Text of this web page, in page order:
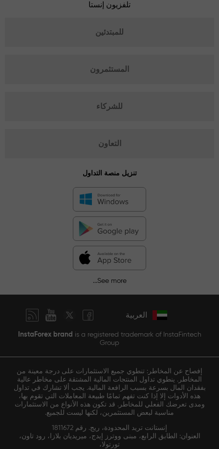
تلفزيون إنستا
للمبتدئين
المستثمرون
للشركاء
التعاون
تنزيل منصة التداول
See more...
العربية
InstaForex brand is a registered trademark of InstaFintech
Group
إفصاح عن المخاطر: تنطوي جميع الاستثمارات على درجة معينة من
المخاطر. ينطوي تداول المنتجات المالية المشتقة على مخاطر عالية
بفقدان المال بسرعة بسبب الرافعة المالية. يجب ألا تشارك في تداول
هذه الأدوات إلا إذا كنت تفهم تمامًا طبيعة المعاملات التي تقوم بها،
ومدى تعرضك الفعلي للمخاطر. قد تكون هذه الأنواع من الاستثمارات
مناسبة لبعض المستثمرين، لكنها ليست للجميع.
إنستانت تريد المحدودة، ريج. رقم 1811672
العنوان: الطابق الرابع، مبنى ووترز إيدج، ميريديان بلازا، رود تاون،
تورتولا،